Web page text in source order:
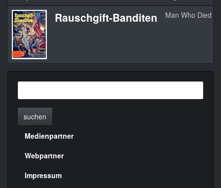
Rauschgift-Banditen Man Who Died
suchen
Menülinks
rechte
Seite
Medienpartner
Webpartner
Impressum